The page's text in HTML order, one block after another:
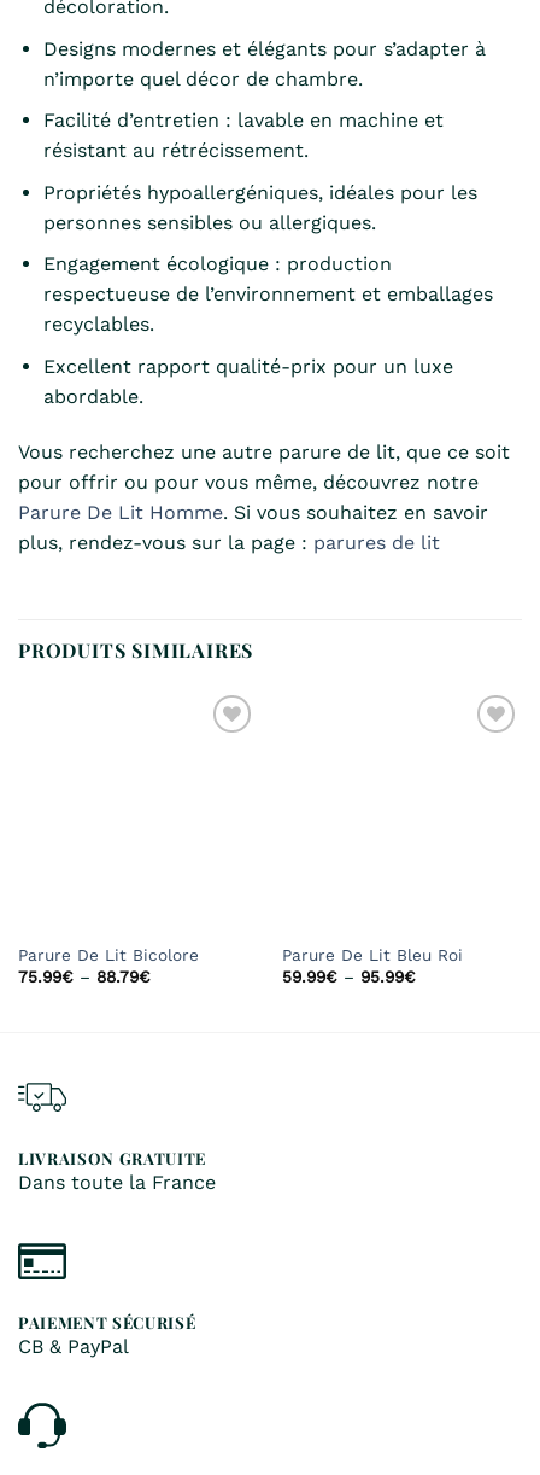
décoloration.
Designs modernes et élégants pour s’adapter à
n’importe quel décor de chambre.
Facilité d’entretien : lavable en machine et
résistant au rétrécissement.
Propriétés hypoallergéniques, idéales pour les
personnes sensibles ou allergiques.
Engagement écologique : production
respectueuse de l’environnement et emballages
recyclables.
Excellent rapport qualité-prix pour un luxe
abordable.
Vous recherchez une autre parure de lit, que ce soit
pour offrir ou pour vous même, découvrez notre
Parure De Lit Homme. Si vous souhaitez en savoir
plus, rendez-vous sur la page : parures de lit
PRODUITS SIMILAIRES
Parure De Lit Bicolore
75.99€– 88.79€
Parure De Lit Bleu Roi
59.99€– 95.99€
LIVRAISON GRATUITE
Dans toute la France
PAIEMENT SÉCURISÉ
CB & PayPal